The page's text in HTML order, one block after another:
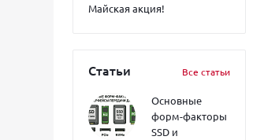
Майская акция!
Статьи Все статьи
Основные
форм-факторы
SSD и